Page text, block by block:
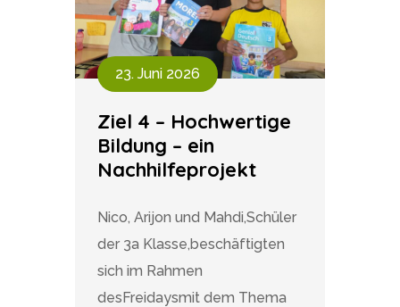
23. Juni 2026
Ziel 4 – Hochwertige
Bildung – ein
Nachhilfeprojekt
Nico, Arijon und Mahdi,Schüler
der 3a Klasse,beschäftigten
sich im Rahmen
desFreidaysmit dem Thema